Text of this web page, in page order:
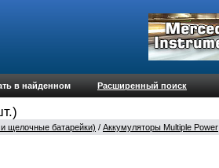
в найденном Расширенный поиск
щелочные батарейки) / Аккумуляторы Multiple Power